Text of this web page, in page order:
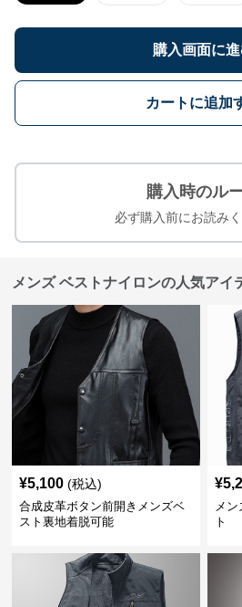
購入画面に
カートに追加
購入時のル
必ず購入前にお読みく
メンズ ベストナイロンの人気アイ
¥5,100 (税込)
合成皮革ボタン前開きメンズベ
スト裏地着脱可能
¥
メ
ト